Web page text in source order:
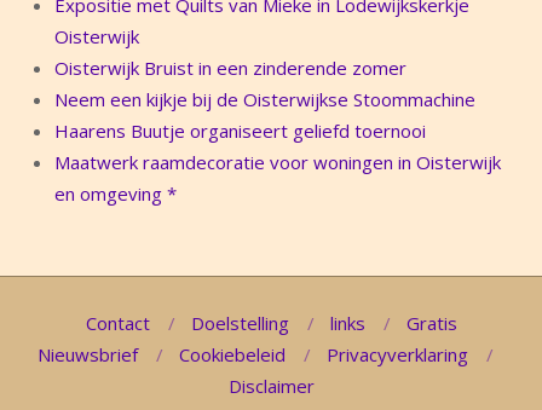
Expositie met Quilts van Mieke in Lodewijkskerkje
Oisterwijk
Oisterwijk Bruist in een zinderende zomer
Neem een kijkje bij de Oisterwijkse Stoommachine
Haarens Buutje organiseert geliefd toernooi
Maatwerk raamdecoratie voor woningen in Oisterwijk
en omgeving *
Contact Doelstelling links
Gratis
Nieuwsbrief
Cookiebeleid
Privacyverklaring
Disclaimer